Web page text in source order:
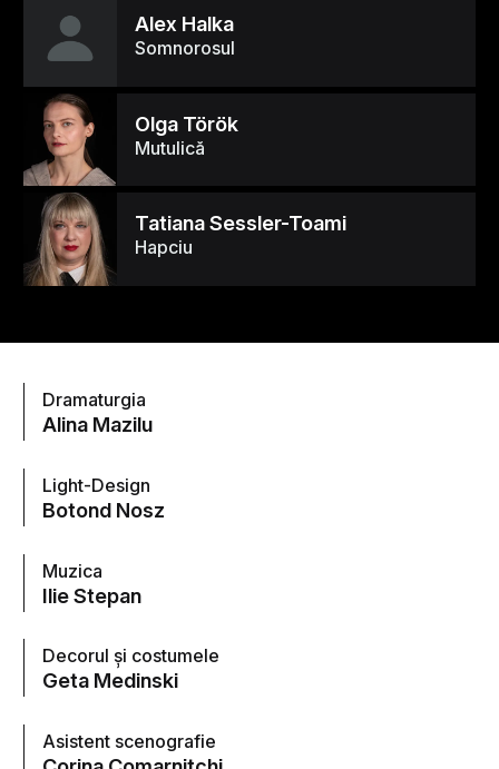
Alex Halka
Somnorosul
Olga Török
Mutulică
Tatiana Sessler-Toami
Hapciu
Dramaturgia
Alina Mazilu
Light-Design
Botond Nosz
Muzica
Ilie Stepan
Decorul şi costumele
Geta Medinski
Asistent scenografie